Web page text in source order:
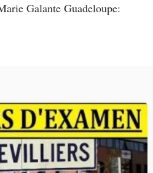
Galante Guadeloupe: